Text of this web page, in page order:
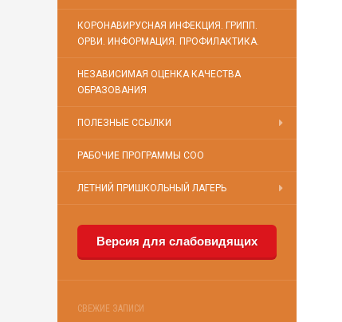
КОРОНАВИРУСНАЯ ИНФЕКЦИЯ. ГРИПП.
ОРВИ. ИНФОРМАЦИЯ. ПРОФИЛАКТИКА.
НЕЗАВИСИМАЯ ОЦЕНКА КАЧЕСТВА
ОБРАЗОВАНИЯ
ПОЛЕЗНЫЕ ССЫЛКИ
РАБОЧИЕ ПРОГРАММЫ СОО
ЛЕТНИЙ ПРИШКОЛЬНЫЙ ЛАГЕРЬ
Версия для слабовидящих
СВЕЖИЕ ЗАПИСИ